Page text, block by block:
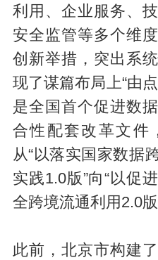
利用、企业服务、
安全监管等多个维
创新举措，突出系
现了谋篇布局上“由
是全国首个促进数
合性配套改革文件
从“以落实国家数据
实践1.0版”向“以促
全跨境流通利用2.0版
此前，北京市构建